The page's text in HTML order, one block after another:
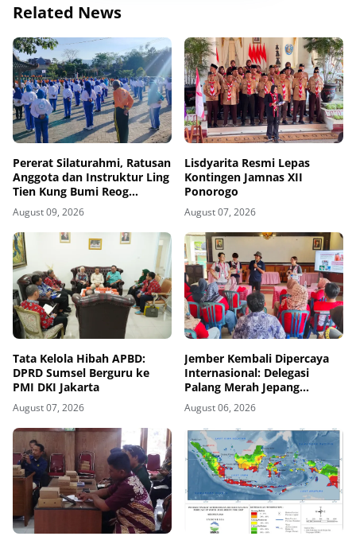
Related News
Pererat Silaturahmi, Ratusan
Anggota dan Instruktur Ling
Tien Kung Bumi Reog
Ponorogo Gelar Latihan
Bersama di Embung Pakel
August 09, 2026
Lisdyarita Resmi Lepas
Kontingen Jamnas XII
Ponorogo
August 07, 2026
Tata Kelola Hibah APBD:
DPRD Sumsel Berguru ke
PMI DKI Jakarta
August 07, 2026
Jember Kembali Dipercaya
Internasional: Delegasi
Palang Merah Jepang
Perkuat Kesiapsiagaan
Bencana di Kawasan Pesisir
dan Sekolah
August 06, 2026